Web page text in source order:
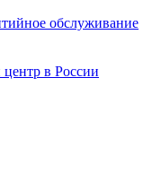
обслуживание
в России